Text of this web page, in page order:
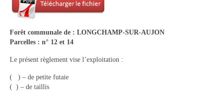
Forêt communale de : LONGCHAMP-SUR-AUJON
Parcelles : n° 12 et 14
Le présent règlement vise l’exploitation :
( ) – de petite futaie
( ) – de taillis